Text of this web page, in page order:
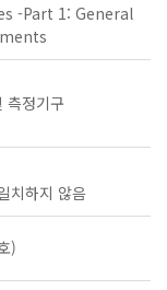
-Part 1: General
측정기구
치하지 않음
)